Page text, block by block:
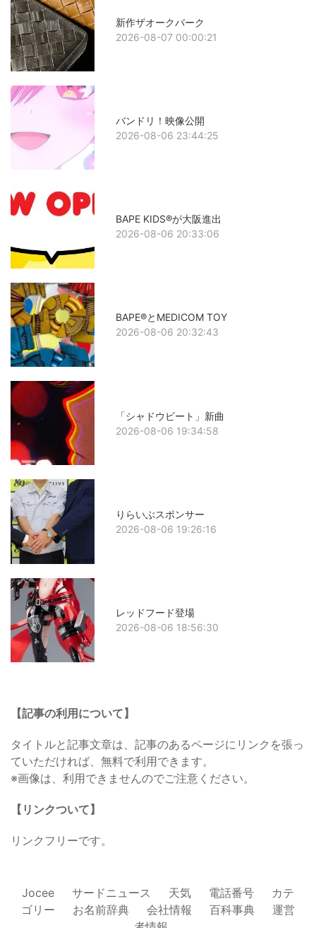
新作ザオークバーク
2026-08-07 00:00:21
バンドリ！映像公開
2026-08-06 23:44:25
BAPE KIDS®が大阪進出
2026-08-06 20:33:06
BAPE®とMEDICOM TOY
2026-08-06 20:32:43
「シャドウビート」新曲
2026-08-06 19:34:58
りらいぶスポンサー
2026-08-06 19:26:16
レッドフード登場
2026-08-06 18:56:30
【記事の利用について】
タイトルと記事文章は、記事のあるページにリンクを張っ
ていただければ、無料で利用できます。
※画像は、利用できませんのでご注意ください。
【リンクついて】
リンクフリーです。
Jocee サードニュース 天気 電話番号
カテ
ゴリー
お名前辞典 会社情報 百科事典
運営